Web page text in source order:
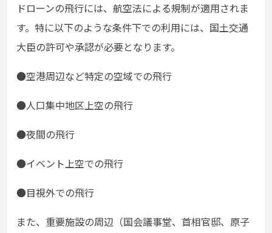
ドローンの飛行には、航空法による規制が適用されま
す。特に以下のような条件下での利用には、国土交通
大臣の許可や承認が必要となります。
●空港周辺など特定の空域での飛行
●人口集中地区上空の飛行
●夜間の飛行
●イベント上空での飛行
●目視外での飛行
また、重要施設の周辺（国会議事堂、首相官邸、原子